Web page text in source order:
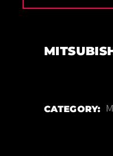
CATEGORY: